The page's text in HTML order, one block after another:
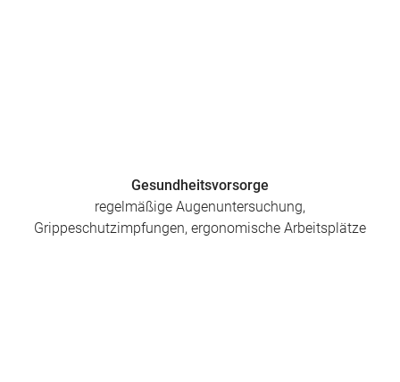
Gesundheitsvorsorge
regelmäßige Augenuntersuchung,
Grippeschutzimpfungen, ergonomische Arbeitsplätze